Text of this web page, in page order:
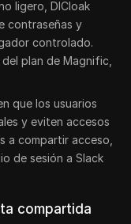
ligero, DICloak
contraseñas y
controlado.
plan de Magnific,
que los usuarios
y eviten accesos
a compartir acceso,
de sesión a Slack
compartida